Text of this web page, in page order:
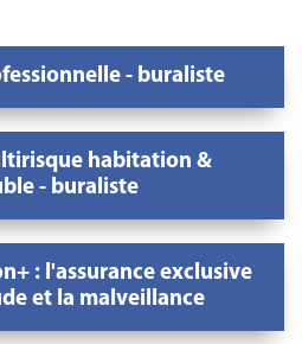
- buraliste
habitation &
- buraliste
: l'assurance exclusive
et la malveillance